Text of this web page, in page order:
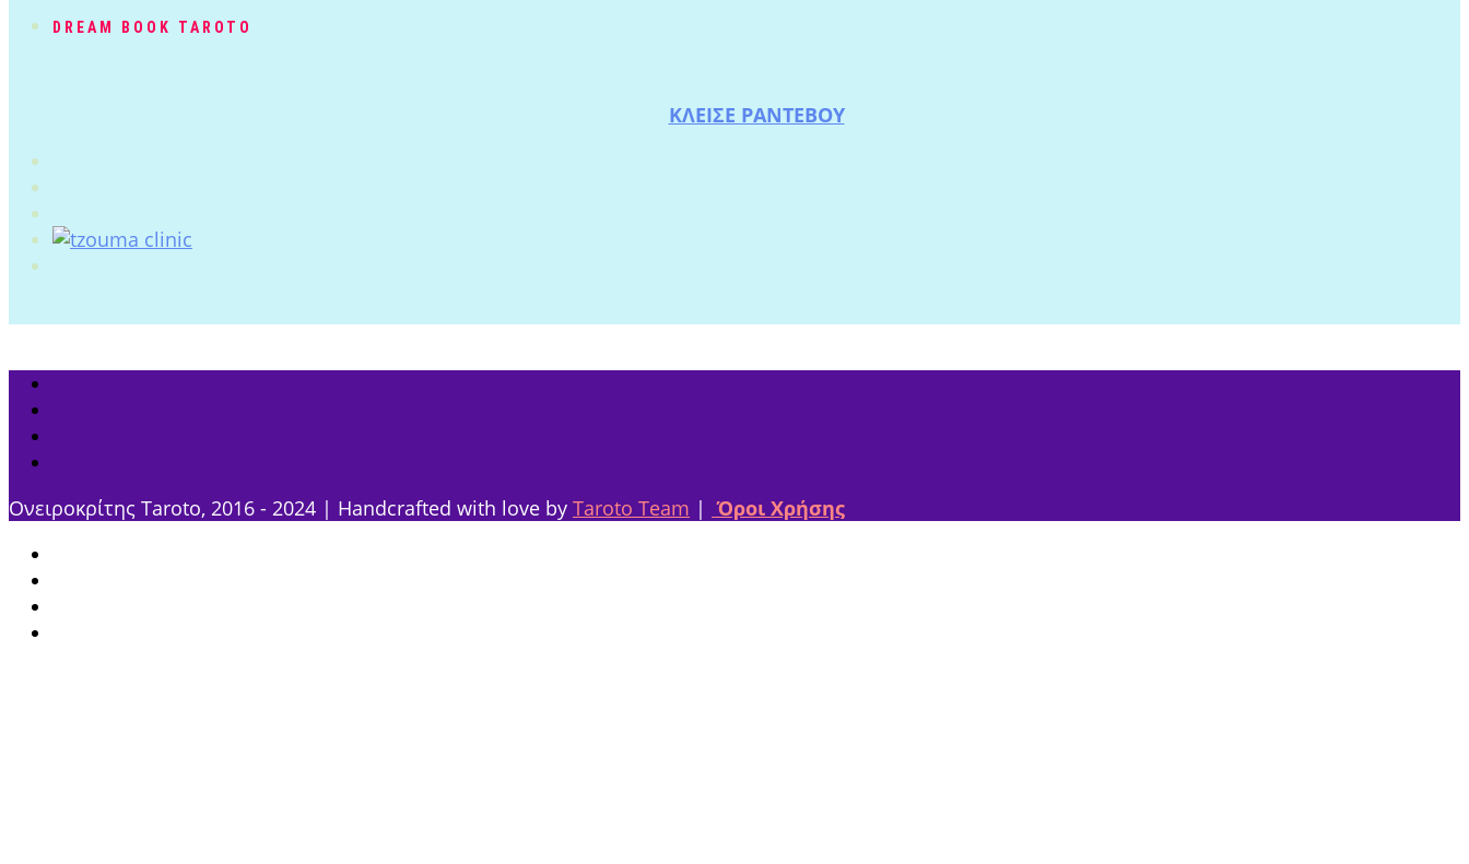
DREAM BOOK TAROTO
ΚΛΕΙΣΕ ΡΑΝΤΕΒΟΥ
Ονειροκρίτης Taroto, 2016 - 2024 | Handcrafted with love by Taroto Team | Όροι Χρήσης